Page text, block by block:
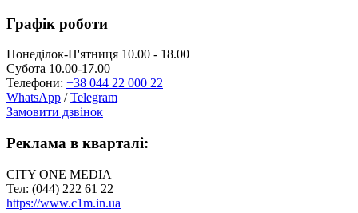
Графік роботи
Понеділок-П'ятниця 10.00 - 18.00
Субота 10.00-17.00
Телефони: +38 044 22 000 22
WhatsApp /Telegram
Замовити дзвінок
Реклама в кварталі:
CITY ONE MEDIA
Тел: (044) 222 61 22
https://www.c1m.in.ua